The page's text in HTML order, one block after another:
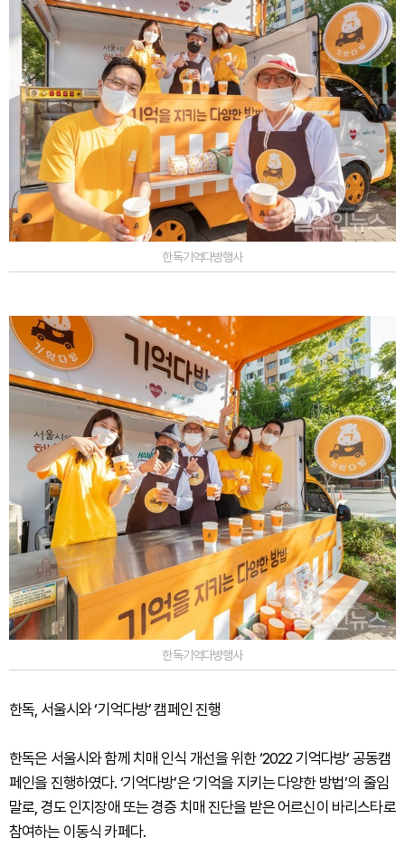
한독기억다방행사
한독기억다방행사
한독, 서울시와 ‘기억다방’ 캠페인 진행
한독은 서울시와 함께 치매 인식 개선을 위한 ‘2022 기억다방’ 공동캠
페인을 진행하였다. ‘기억다방’은 ‘기억을 지키는 다양한 방법’의 줄임
말로, 경도 인지장애 또는 경증 치매 진단을 받은 어르신이 바리스타로
참여하는 이동식 카페다.